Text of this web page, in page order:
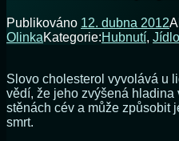
Publikováno 12. dubna 2012
OlinkaKategorie:Hubnutí, Jídlo
Slovo cholesterol vyvolává u
vědí, že jeho zvýšená hladina
stěnách cév a může způsobit
smrt.